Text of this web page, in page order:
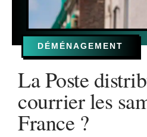
DÉMÉNAGEMENT
La Poste
courrier les
France ?